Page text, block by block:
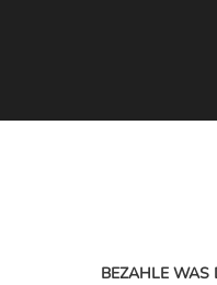
BEZAHLE WAS